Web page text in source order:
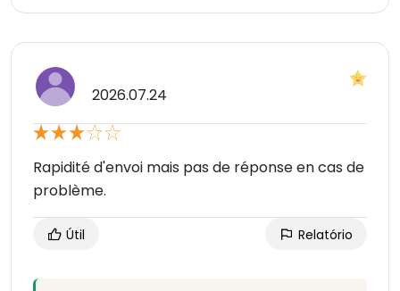
2026.07.24
Rapidité d'envoi mais pas de réponse en cas de
problème.
Útil Relatório